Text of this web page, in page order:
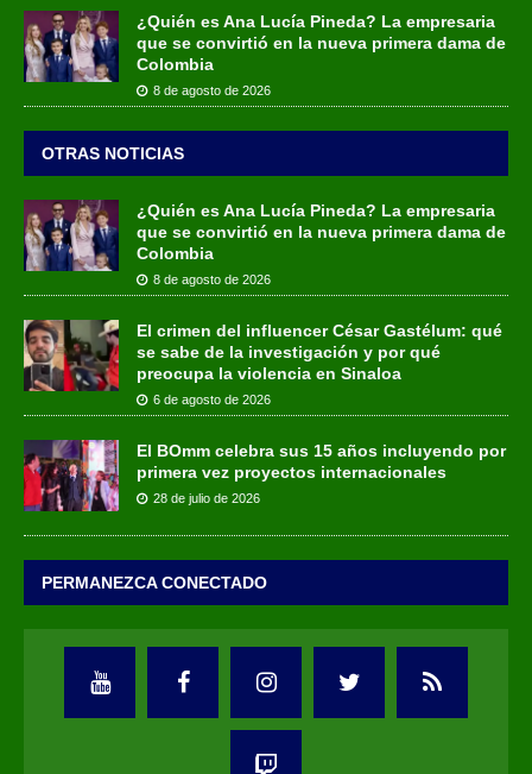
¿Quién es Ana Lucía Pineda? La empresaria
que se convirtió en la nueva primera dama de
Colombia
8 de agosto de 2026
OTRAS NOTICIAS
¿Quién es Ana Lucía Pineda? La empresaria
que se convirtió en la nueva primera dama de
Colombia
8 de agosto de 2026
El crimen del influencer César Gastélum: qué
se sabe de la investigación y por qué
preocupa la violencia en Sinaloa
6 de agosto de 2026
El BOmm celebra sus 15 años incluyendo por
primera vez proyectos internacionales
28 de julio de 2026
PERMANEZCA CONECTADO